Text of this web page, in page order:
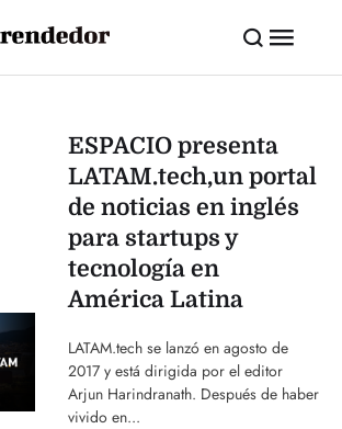
ESPACIO presenta
LATAM.tech,un portal
de noticias en inglés
para startups y
tecnología en
América Latina
LATAM.tech se lanzó en agosto de
2017 y está dirigida por el editor
Arjun Harindranath. Después de haber
vivido en...